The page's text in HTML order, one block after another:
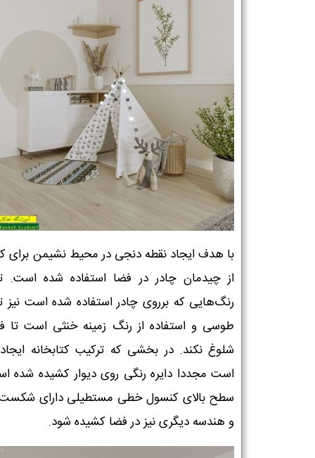
با هدف ایجاد نقطه دنجی در محیط نشیمن برای
از چیدمان چادر در فضا استفاده شده است.
رنگ‌هایی که برروی چادر استفاده شده است نیز
طوسی و استفاده از رنگ زمینه خنثی است تا
شلوغ نکند. در بخشی که ترکیب کتابخانه
است مجددا دایره رنگی روی دیوار کشیده شده
سطح بالای کنسول خطی مستطیلی دارای
و هندسه دیگری نیز در فضا کشیده شود.